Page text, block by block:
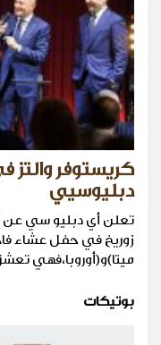
كريستوفر والتز
دبليوسيي
تعلن أي دبليو سي عن
زوريخ في حفل عشاء
ميتا)و(أوروبا،فهي
بوتيكات